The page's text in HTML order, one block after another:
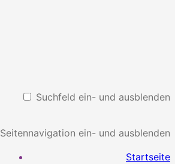
Suchfeld ein- und ausblenden
Seitennavigation ein- und ausblenden
Startseite